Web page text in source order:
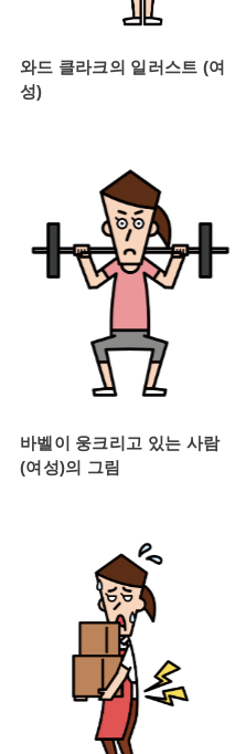
와드 클라크의 일러스트 (여
성)
바벨이 웅크리고 있는 사람
(여성)의 그림